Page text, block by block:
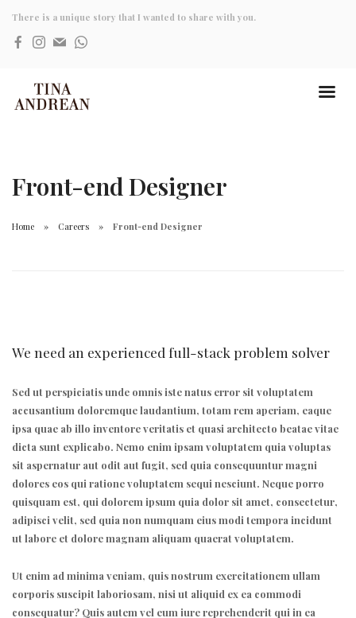
There is a unique story that I wanted to share with you.
Front-end Designer
Home Careers Front-end Designer
We need an experienced full-stack problem solver
Sed ut perspiciatis unde omnis iste natus error sit voluptatem
accusantium doloremque laudantium, totam rem aperiam, eaque
ipsa quae ab illo inventore veritatis et quasi architecto beatae vitae
dicta sunt explicabo. Nemo enim ipsam voluptatem quia voluptas
sit aspernatur aut odit aut fugit, sed quia consequuntur magni
dolores eos qui ratione voluptatem sequi nesciunt. Neque porro
quisquam est, qui dolorem ipsum quia dolor sit amet, consectetur,
adipisci velit, sed quia non numquam eius modi tempora incidunt
ut labore et dolore magnam aliquam quaerat voluptatem.
Ut enim ad minima veniam, quis nostrum exercitationem ullam
corporis suscipit laboriosam, nisi ut aliquid ex ea commodi
consequatur? Quis autem vel eum iure reprehenderit qui in ea